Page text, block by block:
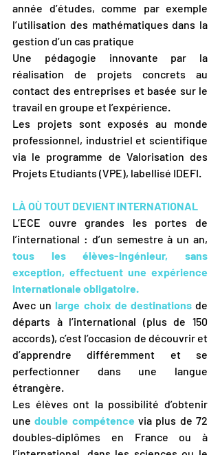
année d’études, comme par exemple
l’utilisation des mathématiques dans la
gestion d’un cas pratique
Une pédagogie innovante par la
réalisation de projets concrets au
contact des entreprises et basée sur le
travail en groupe et l’expérience.
Les projets sont exposés au monde
professionnel, industriel et scientifique
via le programme de Valorisation des
Projets Etudiants (VPE), labellisé IDEFI.
LÀ OÙ TOUT DEVIENT INTERNATIONAL
L’ECE ouvre grandes les portes de
tous les élèves-ingénieur, sans
exception, effectuent une expérience
internationale obligatoire.
Avec un large choix de destinations de
départs à l’international (plus de 150
accords), c’est l’occasion de découvrir et
d’apprendre différemment et se
perfectionner dans une langue
étrangère.
Les élèves ont la possibilité d’obtenir
une double compétence via plus de 72
doubles-diplômes en France ou à